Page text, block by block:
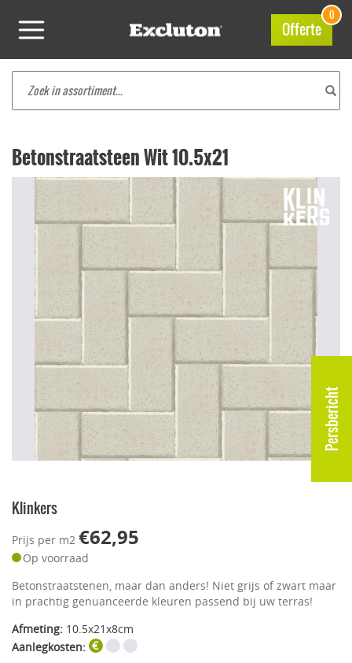
Persbericht
Offerte
0
Betonstraatsteen Wit 10.5x21
Klinkers
Prijs per m2 €62,95
Op voorraad
Betonstraatstenen, maar dan anders! Niet grijs of zwart maar
in prachtig genuanceerde kleuren passend bij uw terras!
Afmeting: 10.5x21x8cm
Aanlegkosten: